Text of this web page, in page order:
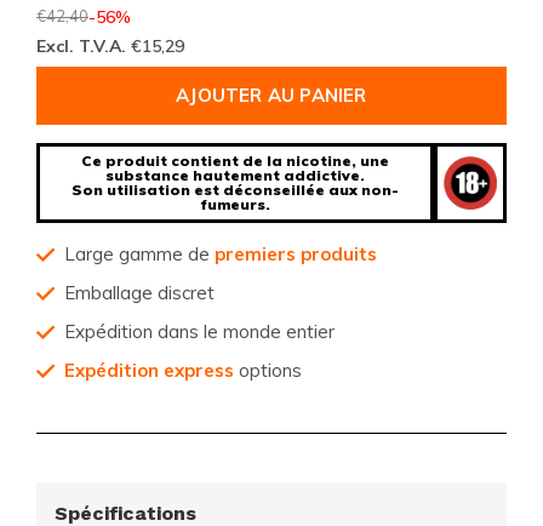
€42,40-56%
Excl. T.V.A. €15,29
AJOUTER AU PANIER
Ce produit contient de la nicotine, une
substance hautement addictive.
Son utilisation est déconseillée aux non-
fumeurs.
Large gamme de premiers produits
Emballage discret
Expédition dans le monde entier
Expédition express options
Spécifications